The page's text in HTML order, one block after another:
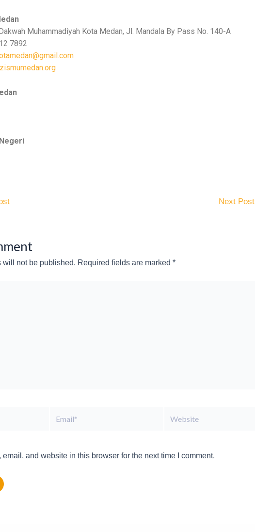
Muhammadiyah Kota Medan, Jl. Mandala By Pass No. 140-A
7892
Next Post
will not be published. Required fields are marked *
email, and website in this browser for the next time I comment.